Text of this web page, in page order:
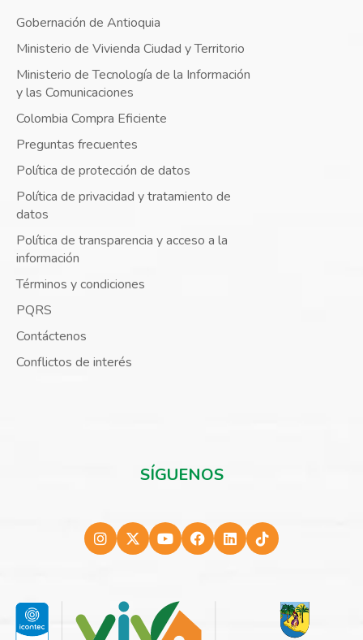
Gobernación de Antioquia
Ministerio de Vivienda Ciudad y Territorio
Ministerio de Tecnología de la Información
y las Comunicaciones
Colombia Compra Eficiente
Preguntas frecuentes
Política de protección de datos
Política de privacidad y tratamiento de
datos
Política de transparencia y acceso a la
información
Términos y condiciones
PQRS
Contáctenos
Conflictos de interés
SÍGUENOS